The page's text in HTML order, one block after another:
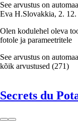
See arvustus on
Eva H.Slovakkia, 2. 12.
Olen kodulehel oleva
fotole ja parameetritele
See arvustus on
kõik arvustused (271)
Secrets du